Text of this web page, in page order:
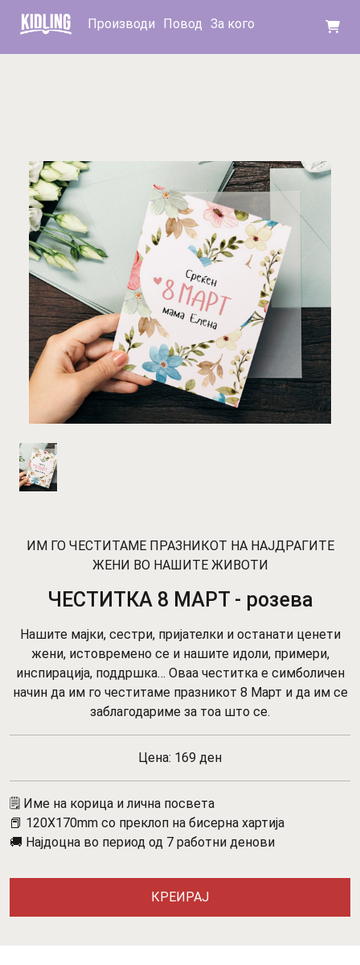
Производи Повод За кого
ИМ ГО ЧЕСТИТАМЕ ПРАЗНИКОТ НА НАЈДРАГИТЕ
ЖЕНИ ВО НАШИТЕ ЖИВОТИ
ЧЕСТИТКА 8 МАРТ - розева
Нашите мајки, сестри, пријателки и останати ценети
жени, истовремено се и нашите идоли, примери,
инспирација, поддршка… Оваа честитка е симболичен
начин да им го честитаме празникот 8 Март и да им се
заблагодариме за тоа што се.
Цена: 169 ден
🗒️ Име на корица и лична посвета
📕 120X170mm со преклоп на бисерна хартија
🚚 Најдоцна во период од 7 работни денови
КРЕИРАЈ